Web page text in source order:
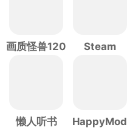
画质怪兽120
Steam
懒人听书 HappyMod